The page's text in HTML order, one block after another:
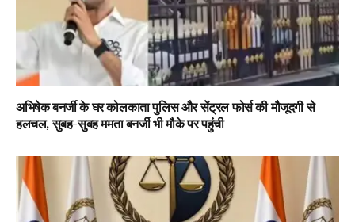
अभिषेक बनर्जी के घर कोलकाता पुलिस और सेंट्रल फोर्स की मौजूदगी से
हलचल, सुबह-सुबह ममता बनर्जी भी मौके पर पहुंची